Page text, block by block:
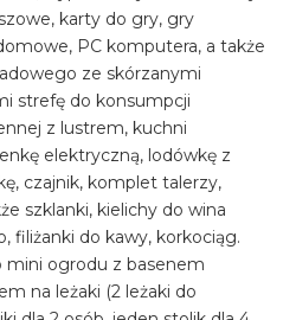
karty do gry, gry
PC komputera, a także
ze skórzanymi
strefę do konsumpcji
z lustrem, kuchni
elektryczną, lodówkę z
czajnik, komplet talerzy,
szklanki, kielichy do wina
filiżanki do kawy, korkociąg.
mini ogrodu z basenem
na leżaki (2 leżaki do